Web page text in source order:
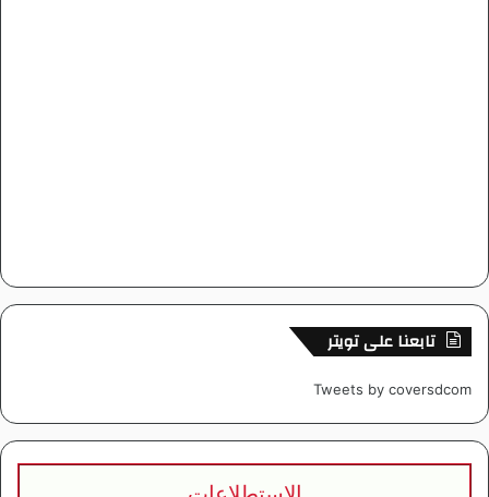
تابعنا على تويتر
Tweets by coversdcom